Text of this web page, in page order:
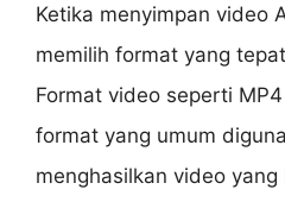
Ketika menyimpan video
memilih format yang
Format video seperti
format yang umum
menghasilkan video